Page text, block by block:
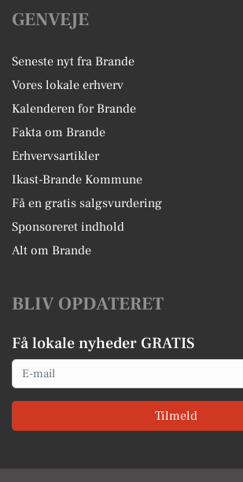
GENVEJE
Seneste nyt fra Brande
Vores lokale erhverv
Kalenderen for Brande
Fakta om Brande
Erhvervsartikler
Ikast-Brande Kommune
Få en gratis salgsvurdering
Sponsoreret indhold
Alt om Brande
BLIV OPDATERET
Få lokale nyheder GRATIS
Email
Tilmeld